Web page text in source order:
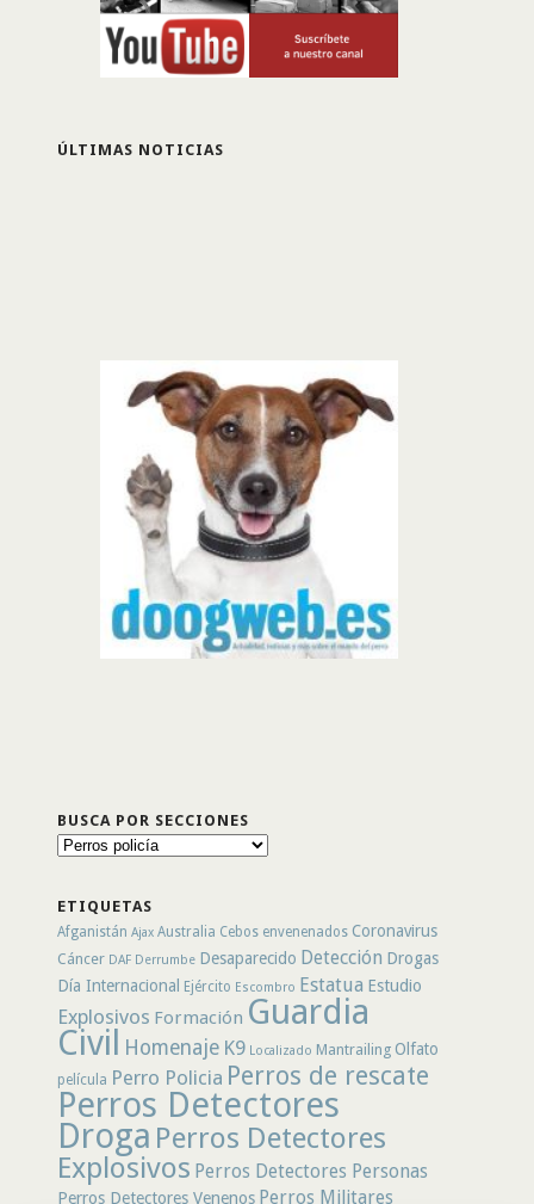
ÚLTIMAS NOTICIAS
BUSCA POR SECCIONES
Busca
ETIQUETAS
Afganistán Ajax Australia Cebos envenenados Coronavirus
Cáncer DAF Derrumbe Desaparecido Detección Drogas
Día Internacional Ejército Escombro Estatua Estudio
Explosivos Formación Guardia
Civil Homenaje K9 Localizado Mantrailing Olfato
película Perro Policia Perros de rescate
Perros Detectores
Droga Perros Detectores
Explosivos Perros Detectores Personas
Perros Detectores Venenos Perros Militares